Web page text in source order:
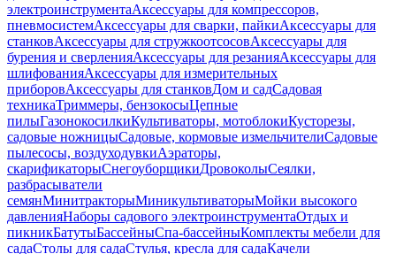
электроинструментаАксессуары для компрессоров,
пневмосистемАксессуары для сварки, пайкиАксессуары для
станковАксессуары для стружкоотсосовАксессуары для
бурения и сверленияАксессуары для резанияАксессуары для
шлифованияАксессуары для измерительных
приборовАксессуары для станковДом и садСадовая
техникаТриммеры, бензокосыЦепные
пилыГазонокосилкиКультиваторы, мотоблокиКусторезы,
садовые ножницыСадовые, кормовые измельчителиСадовые
пылесосы, воздуходувкиАэраторы,
скарификаторыСнегоуборщикиДровоколыСеялки,
разбрасыватели
семянМинитракторыМиникультиваторыМойки высокого
давленияНаборы садового электроинструментаОтдых и
пикникБатутыБассейныСпа-бассейныКомплекты мебели для
садаСтолы для садаСтулья, кресла для садаКачели